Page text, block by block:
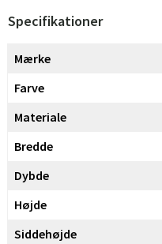
Specifikationer
Mærke
Farve
Materiale
Bredde
Dybde
Højde
Siddehøjde